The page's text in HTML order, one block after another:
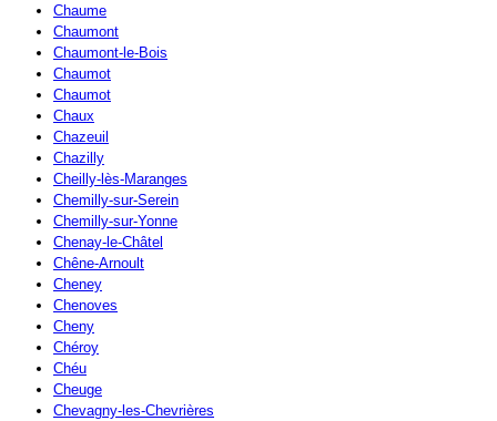
Chaume
Chaumont
Chaumont-le-Bois
Chaumot
Chaumot
Chaux
Chazeuil
Chazilly
Cheilly-lès-Maranges
Chemilly-sur-Serein
Chemilly-sur-Yonne
Chenay-le-Châtel
Chêne-Arnoult
Cheney
Chenoves
Cheny
Chéroy
Chéu
Cheuge
Chevagny-les-Chevrières